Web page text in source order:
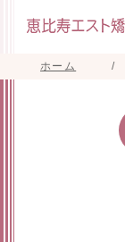
ホーム